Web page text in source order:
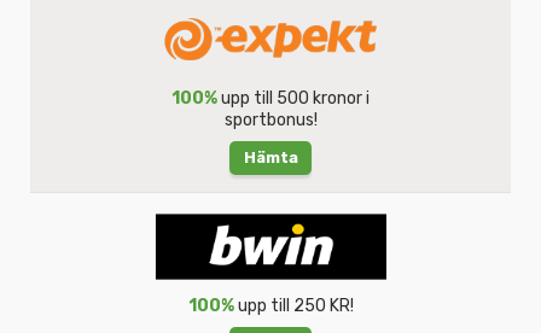
100%upp till 500 kronor i
sportbonus!
Hämta
100%upp till 250 KR!